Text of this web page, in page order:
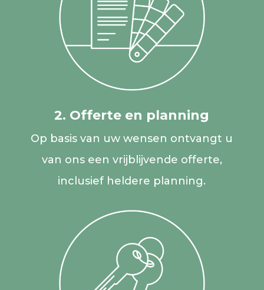
2. Offerte en planning
Op basis van uw wensen ontvangt u
van ons een vrijblijvende offerte,
inclusief heldere planning.